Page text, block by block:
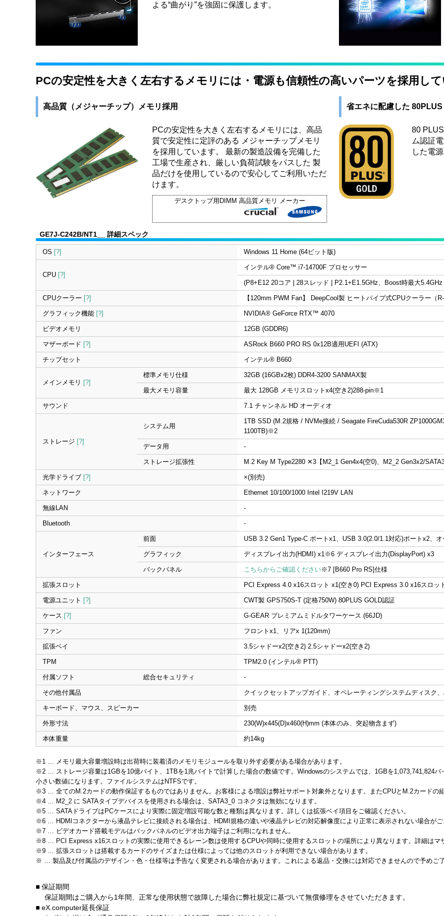
よる“曲がり”を強固に保護します。
PCの安定性を大きく左右するメモリには・電源も信頼性の高いパーツを採用し
高品質（メジャーチップ）メモリ採用
PCの安定性を大きく左右するメモリには、高品
質で安定性に定評のある メジャーチップメモリ
を採用しています。 最新の製造設備を完備した
工場で生産され、厳しい負荷試験をパスした 製
品だけを使用しているので安心してご利用いただ
けます。
デスクトップ用DIMM 高品質メモリ メーカー
省エネに配慮した
80
ム認証
した電
GE7J-C242B/NT1__ 詳細スペック
OS [?] Windows 11 Home (64ビット版)
CPU[?]
インテル® Core™ i7-14700F プロセッサー
(P8+E12 20コア | 28スレッド | P2.1+E1.5GHz、Boost時最大
CPUクーラー [?] 【120mm PWM Fan】 DeepCool製 ヒートパイプ式CPUクーラー（
グラフィック機能[?] NVIDIA® GeForce RTX™ 4070
ビデオメモリ 12GB (GDDR6)
マザーボード [?] ASRock B660 PRO RS 0x12B適用UEFI (ATX)
チップセット インテル® B660
メインメモリ [?]
標準メモリ仕様 32GB (16GBx2枚) DDR4-3200 SANMAX製
最大メモリ容量 最大 128GB メモリスロットx4(空き2)288-pin※1
サウンド 7.1 チャンネル HD オーディオ
ストレージ [?]
システム用
1TB SSD (M.2規格 / NVMe接続 / Seagate FireCuda530R
1100TB)※2
データ用 -
ストレージ拡張性 M.2 Key M Type2280 ✕3【M2_1 Gen4x4(空0)、M2_2 Gen3x2/
光学ドライブ[?] ×(別売)
ネットワーク Ethernet 10/100/1000 Intel I219V LAN
無線LAN -
Bluetooth -
インターフェース
前面 USB 3.2 Gen1 Type-C ポートx1、USB 3.0(2.0/1.1対応)ポートx2、
グラフィック ディスプレイ出力(HDMI) x1 ※6ディスプレイ出力(DisplayPort) x3
バックパネル こちらからご確認ください※7[B660 Pro RS]仕様
拡張スロット PCI Express 4.0 x16スロット x1(空き0) PCI Express 3.0 x16スロ
電源ユニット [?] CWT製 GPS750S-T (定格750W) 80PLUS GOLD認証
ケース [?] G-GEAR プレミアムミドルタワーケース (66JD)
ファン フロントx1、リアx 1(120mm)
拡張ベイ 3.5シャドーx2(空き2) 2.5シャドーx2(空き2)
TPM TPM2.0 (インテル® PTT)
付属ソフト 総合セキュリティ -
その他付属品 クイックセットアップガイド、オペレーティングシステムディスク
キーボード、マウス、スピーカー 別売
外形寸法 230(W)x445(D)x460(H)mm (本体のみ、突起物含まず)
本体重量 約14kg
※1 … メモリ最大容量増設時は出荷時に装着済のメモリモジュールを取り外す必要がある場合があります。
※2 … ストレージ容量は1GBを10億バイト、1TBを1兆バイトで計算した場合の数値です。Windowsのシステムでは、1GBを1,073,741,824
小さい数値になります。ファイルシステムはNTFSです。
※3 … 全てのM.2カードの動作保証するものではありません。お客様による増設は弊社サポート対象外となります。またCPUとM.2カードの
※4 … M2_2 に SATAタイプデバイスを使用される場合は、SATA3_0 コネクタは無効になります。
※5 … SATAドライブはPCケースにより実際に固定増設可能な数と種類は異なります。詳しくは拡張ベイ項目をご確認ください。
※6 … HDMIコネクターから液晶テレビに接続される場合は、HDMI規格の違いや液晶テレビの対応解像度により正常に表示されない場合が
※7 … ビデオカード搭載モデルはバックパネルのビデオ出力端子はご利用になれません。
※8 … PCI Express x16スロットの実際に使用できるレーン数は使用するCPUや同時に使用するスロットの場所により異なります。詳細はマ
※9 … 拡張スロットは搭載するカードのサイズまたは仕様によっては他のスロットが利用できない場合があります。
※ … 製品及び付属品のデザイン・色・仕様等は予告なく変更される場合があります。これによる返品・交換には対応できませんので予めご
■ 保証期間
保証期間はご購入から1年間、正常な使用状態で故障した場合に弊社規定に基づいて無償修理をさせていただきます。
■ eX.computer延長保証